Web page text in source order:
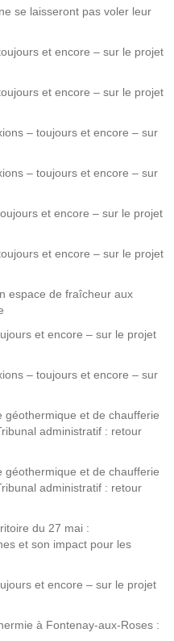
se laisseront pas voler leur
et encore – sur le projet
et encore – sur le projet
– toujours et encore – sur
– toujours et encore – sur
et encore – sur le projet
et encore – sur le projet
espace de fraîcheur aux
et encore – sur le projet
– toujours et encore – sur
géothermique et de chaufferie
administratif : retour
géothermique et de chaufferie
administratif : retour
du 27 mai :
et son impact pour les
et encore – sur le projet
à Fontenay-aux-Roses :